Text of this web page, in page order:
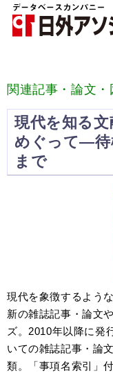
関連記事・論文
現代を知る
めぐって—待
まで
現代を象徴するよう
新の雑誌記事・論文
ズ。2010年以降に発
いての雑誌記事・論
類。「事項名索引」付